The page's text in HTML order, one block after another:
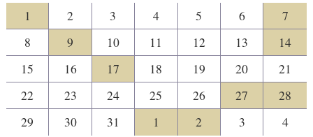
1
2 3 4 5 6
7
8
9 10 11 12 13
14
15
16 17 18 19 20
21
22
23 24 25 26 27
28
29
30 31 1 2 3 4